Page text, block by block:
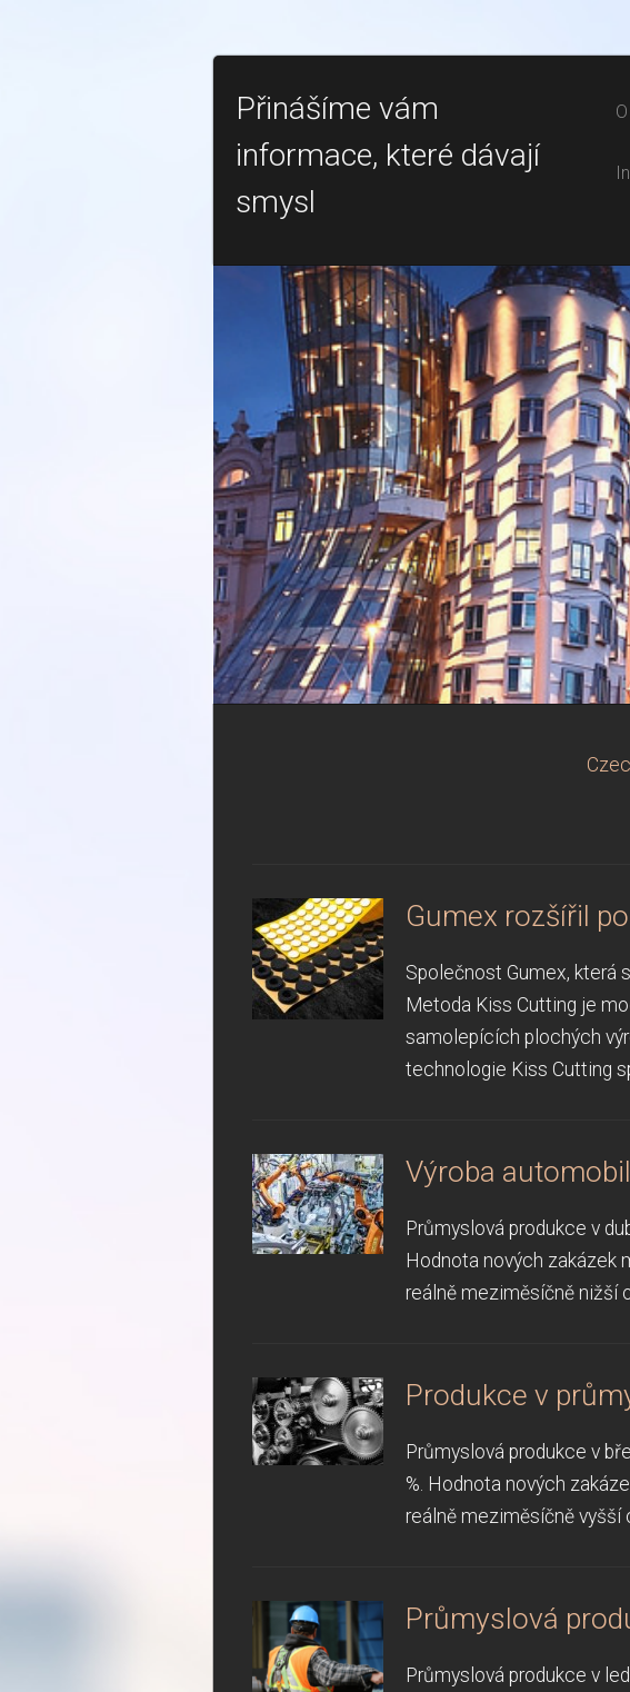
Přinášíme vám
informace, které dávají
smysl
Gumex rozšířil
Společnost Gumex, která
Metoda Kiss Cutting je
samolepících plochých
technologie Kiss Cutting
Výroba
Průmyslová produkce v
Hodnota nových zakázek
reálně meziměsíčně nižší
Produkce v
Průmyslová produkce v
%. Hodnota nových
reálně meziměsíčně vyšší
Průmyslová
Průmyslová produkce v